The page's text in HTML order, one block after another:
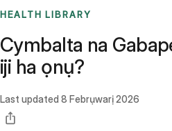
HEALTH LIBRARY
Cymbalta na
iji ha ọnụ?
Last updated 8 Febrụwarị 2026